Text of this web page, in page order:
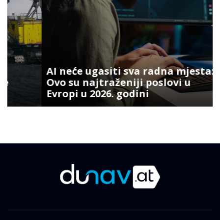
AI neće ugasiti sva radna mjesta:
Ovo su najtraženiji poslovi u
Evropi u 2026. godini